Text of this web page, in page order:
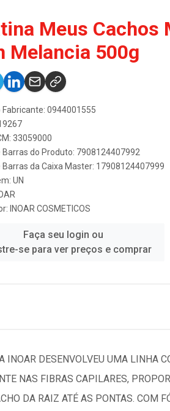
Meus Cachos
Melancia 500g
Fabricante: 0944001555
33059000
Barras do Produto: 7908124407992
Barras da Caixa Master: 17908124407999
UN
INOAR COSMETICOS
Faça seu login ou
se para ver preços e comprar
INOAR DESENVOLVEU UMA LINHA
NAS FIBRAS CAPILARES,
DA RAIZ ATÉ AS PONTAS. COM